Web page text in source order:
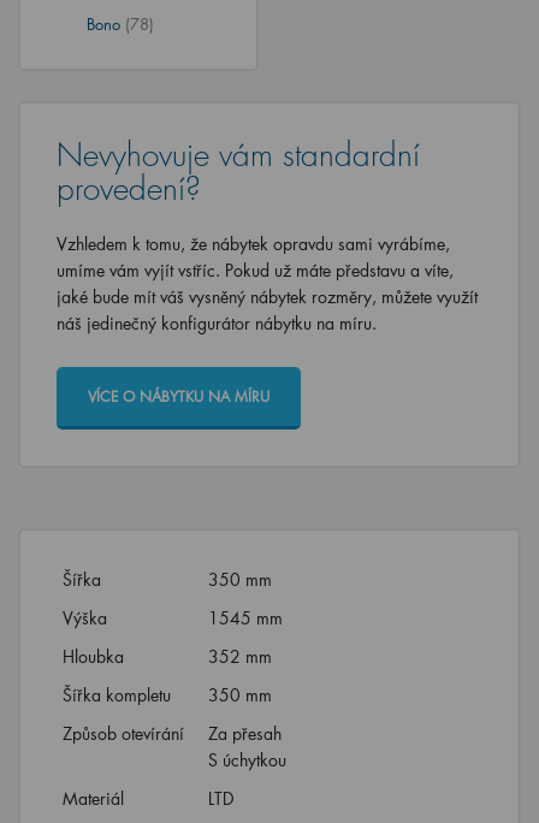
Bono (78)
Nevyhovuje vám standardní
provedení?
Vzhledem k tomu, že nábytek opravdu sami vyrábíme,
umíme vám vyjít vstříc. Pokud už máte představu a víte,
jaké bude mít váš vysněný nábytek rozměry, můžete využít
náš jedinečný konfigurátor nábytku na míru.
VÍCE O NÁBYTKU NA MÍRU
Šířka
350 mm
Výška
1545 mm
Hloubka
352 mm
Šířka kompletu
350 mm
Způsob otevírání
Za přesah
S úchytkou
Materiál
LTD